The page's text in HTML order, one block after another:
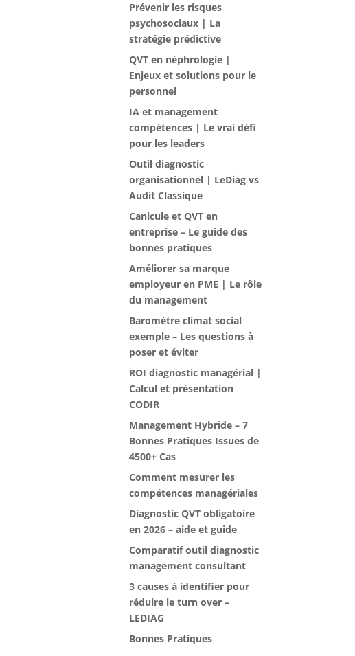
Prévenir les risques
psychosociaux | La
stratégie prédictive
QVT en néphrologie |
Enjeux et solutions pour le
personnel
IA et management
compétences | Le vrai défi
pour les leaders
Outil diagnostic
organisationnel | LeDiag vs
Audit Classique
Canicule et QVT en
entreprise – Le guide des
bonnes pratiques
Améliorer sa marque
employeur en PME | Le rôle
du management
Baromètre climat social
exemple – Les questions à
poser et éviter
ROI diagnostic managérial |
Calcul et présentation
CODIR
Management Hybride – 7
Bonnes Pratiques Issues de
4500+ Cas
Comment mesurer les
compétences managériales
Diagnostic QVT obligatoire
en 2026 – aide et guide
Comparatif outil diagnostic
management consultant
3 causes à identifier pour
réduire le turn over –
LEDIAG
Bonnes Pratiques